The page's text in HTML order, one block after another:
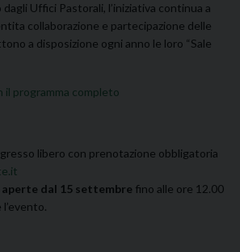
Uffici Pastorali, l’iniziativa continua a
collaborazione e partecipazione delle
a disposizione ogni anno le loro “Sale
il programma completo
libero con prenotazione obbligatoria
dal 15 settembre fino alle ore 12.00